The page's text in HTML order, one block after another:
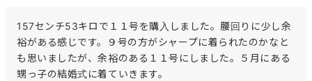
157センチ53キロで１１号を購入しました。腰回りに少し余
裕がある感じです。９号の方がシャープに着られたのかなと
も思いましたが、余裕のある１１号にしました。５月にある
甥っ子の結婚式に着ていきます。